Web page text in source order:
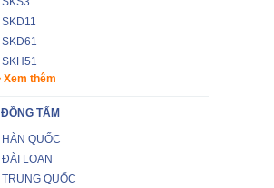
SKD11
SKD61
SKH51
Xem thêm
ĐỒNG TẤM
HÀN QUỐC
ĐÀI LOAN
TRUNG QUỐC